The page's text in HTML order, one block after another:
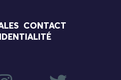
CONTACT